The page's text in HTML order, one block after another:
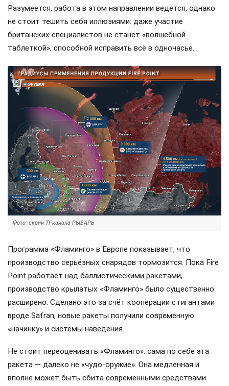
Разумеется, работа в этом направлении ведется, однако
не стоит тешить себя иллюзиями: даже участие
британских специалистов не станет «волшебной
таблеткой», способной исправить всё в одночасье.
Фото: скрин ТГ-канала РЫБАРЬ
Программа «Фламинго» в Европе показывает, что
производство серьёзных снарядов тормозится. Пока Fire
Point работает над баллистическими ракетами,
производство крылатых «Фламинго» было существенно
расширено. Сделано это за счёт кооперации с гигантами
вроде Safran, новые ракеты получили современную
«начинку» и системы наведения.
Не стоит переоценивать «Фламинго»: сама по себе эта
ракета — далеко не «чудо-оружие». Она медленная и
вполне может быть сбита современными средствами